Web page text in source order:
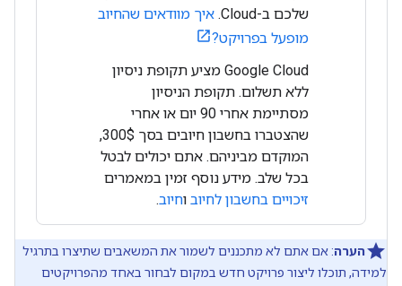
שלכם ב-Cloud.
איך מוודאים שהחיוב
מופעל בפרויקט?
‫Google Cloud מציע תקופת ניסיון
ללא תשלום. תקופת הניסיון
מסתיימת אחרי 90 יום או אחרי
שהצטברו בחשבון חיובים בסך 300$,
המוקדם מביניהם. אתם יכולים לבטל
בכל שלב. מידע נוסף זמין במאמרים
זיכויים בחשבון לחיוב וחיוב.
הערה: אם אתם לא מתכננים לשמור את המשאבים שתיצרו בתרגיל
למידה, תוכלו ליצור פרויקט חדש במקום לבחור באחד מהפרויקטים